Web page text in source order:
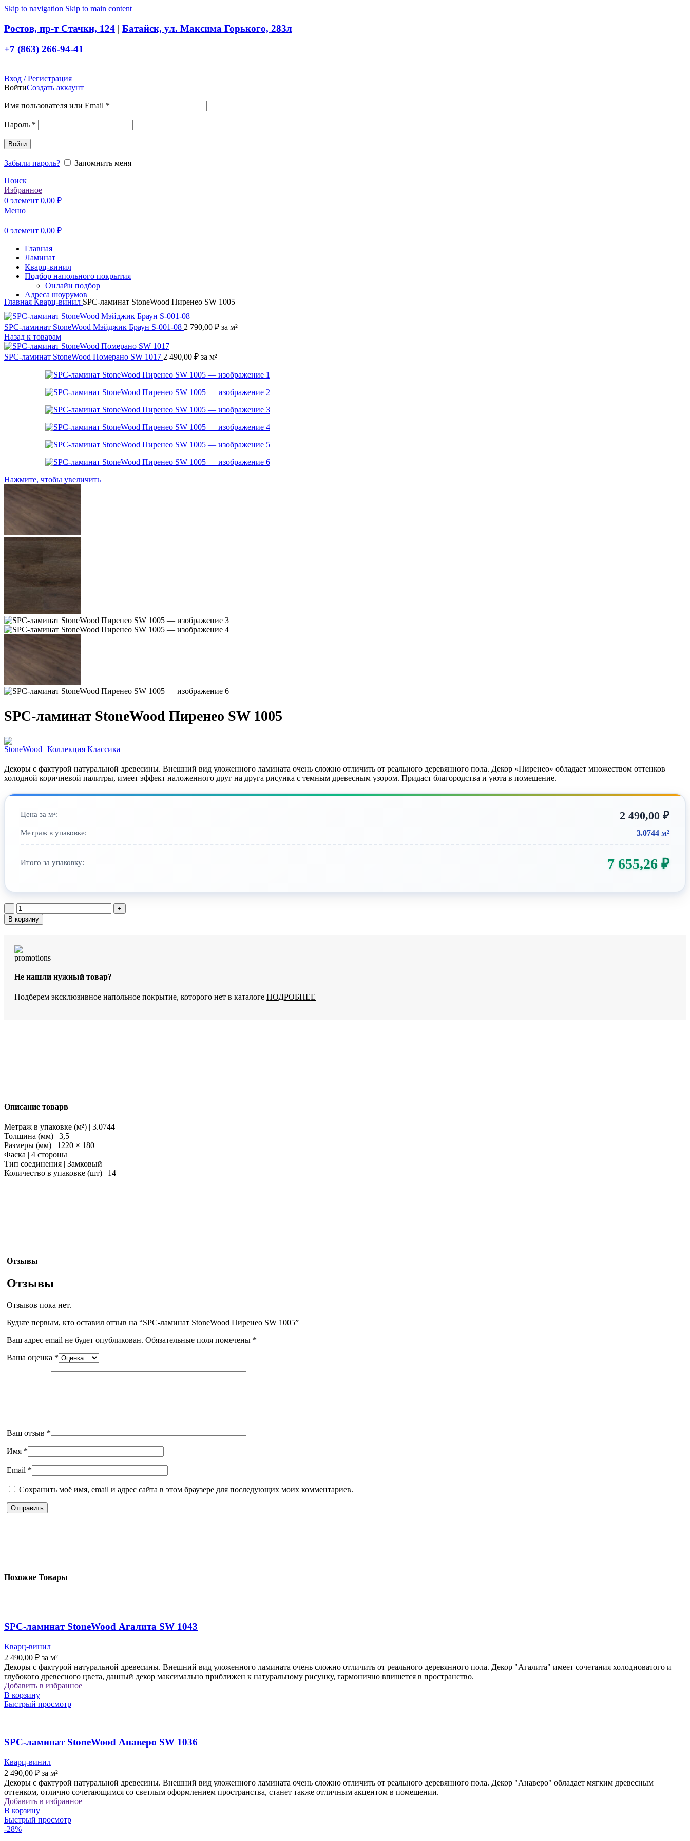
Skip to navigation Skip to main content
Ростов, пр-т Стачки, 124 | Батайск, ул. Максима Горького, 283л
+7 (863) 266-94-41
Вход / Регистрация
ВойтиСоздать аккаунт
Имя пользователя или Email *
Пароль *
Войти
Забыли пароль?
Запомнить меня
Поиск
Избранное
0 элемент 0,00 ₽
Меню
0 элемент 0,00 ₽
Главная
Ламинат
Кварц-винил
Подбор напольного покрытия
Онлайн подбор
Адреса шоурумов
Главная Кварц-винил SPC-ламинат StoneWood Пиренео SW 1005
SPC-ламинат StoneWood Мэйджик Браун S-001-08 2 790,00 ₽ за м²
Назад к товарам
SPC-ламинат StoneWood Померано SW 1017 2 490,00 ₽ за м²
Нажмите, чтобы увеличить
SPC-ламинат StoneWood Пиренео SW 1005
Коллекция Классика
Декоры с фактурой натуральной древесины. Внешний вид уложенного ламината очень сложно отличить от реального деревянного пола. Декор «Пиренео» обладает множеством оттенков
холодной коричневой палитры, имеет эффект наложенного друг на друга рисунка с темным древесным узором. Придаст благородства и уюта в помещение.
Цена за м²: 2 490,00 ₽
Метраж в упаковке: 3.0744 м²
Итого за упаковку: 7 655,26 ₽
Количество
товара
SPC-
StoneWood
Пиренео
SW
В корзину
Не нашли нужный товар?
Подберем эксклюзивное напольное покрытие, которого нет в каталоге ПОДРОБНЕЕ
Описание товарв
Метраж в упаковке (м²) | 3.0744
Толщина (мм) | 3,5
Размеры (мм) | 1220 × 180
Фаска | 4 стороны
Тип соединения | Замковый
Количество в упаковке (шт) | 14
Отзывы
Отзывы
Отзывов пока нет.
Будьте первым, кто оставил отзыв на “SPC-ламинат StoneWood Пиренео SW 1005”
Ваш адрес email не будет опубликован. Обязательные поля помечены *
Ваша оценка *
Ваш отзыв *
Имя *
Email *
Сохранить моё имя, email и адрес сайта в этом браузере для последующих моих комментариев.
Похожие Товары
SPC-ламинат StoneWood Агалита SW 1043
Кварц-винил
2 490,00 ₽ за м²
Декоры с фактурой натуральной древесины. Внешний вид уложенного ламината очень сложно отличить от реального деревянного пола. ​Декор "Агалита" имеет сочетания холодноватого и
глубокого древесного цвета, данный декор максимально приближен к натуральному рисунку, гармонично впишется в пространство.
Добавить в избранное
В корзину
Быстрый просмотр
SPC-ламинат StoneWood Анаверо SW 1036
Кварц-винил
2 490,00 ₽ за м²
Декоры с фактурой натуральной древесины. Внешний вид уложенного ламината очень сложно отличить от реального деревянного пола. Декор "Анаверо" обладает мягким древесным
оттенком, отлично сочетающимся со светлым оформлением пространства, станет также отличным акцентом в помещении.
Добавить в избранное
В корзину
Быстрый просмотр
-28%